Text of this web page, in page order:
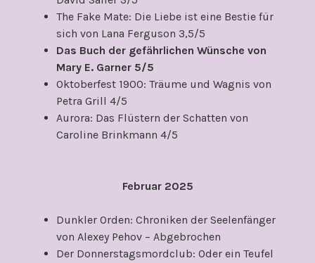
The Fake Mate: Die Liebe ist eine Bestie für
sich von Lana Ferguson 3,5/5
Das Buch der gefährlichen Wünsche von
Mary E. Garner 5/5
Oktoberfest 1900: Träume und Wagnis von
Petra Grill 4/5
Aurora: Das Flüstern der Schatten von
Caroline Brinkmann 4/5
Februar 2025
Dunkler Orden: Chroniken der Seelenfänger
von Alexey Pehov – Abgebrochen
Der Donnerstagsmordclub: Oder ein Teufel